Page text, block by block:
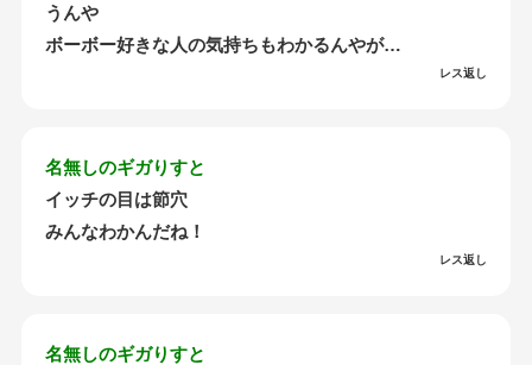
うんや
ボーボー好きな人の気持ちもわかるんやが…
レス返し
名無しのギガりすと
イッチの目は節穴
みんなわかんだね！
レス返し
名無しのギガりすと